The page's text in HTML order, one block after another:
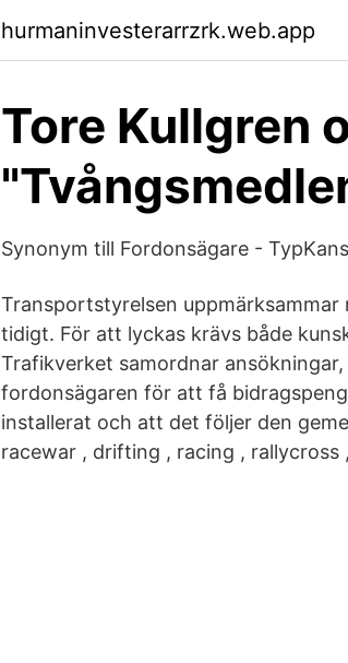
hurmaninvesterarrzrk.web.app
Tore Kullgren
Synonym till Fordonsägare -
Transportstyrelsen
tidigt. För att lyckas krävs både
Trafikverket samordnar
fordonsägaren för att få
installerat och att det följer den
racewar , drifting , racing , rallycross